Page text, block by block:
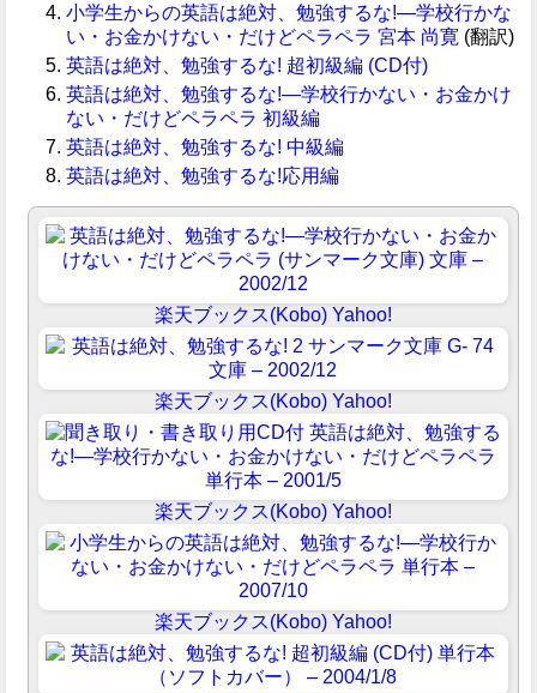
小学生からの英語は絶対、勉強するな!―学校行かな
い・お金かけない・だけどペラペラ 宮本 尚寛 (翻訳)
英語は絶対、勉強するな! 超初級編 (CD付)
英語は絶対、勉強するな!―学校行かない・お金かけ
ない・だけどペラペラ 初級編
英語は絶対、勉強するな! 中級編
英語は絶対、勉強するな!応用編
楽天ブックス(Kobo) Yahoo!
楽天ブックス(Kobo) Yahoo!
楽天ブックス(Kobo) Yahoo!
楽天ブックス(Kobo) Yahoo!